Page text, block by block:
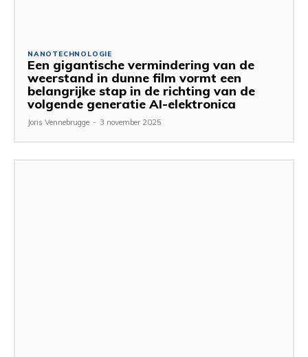
NANOTECHNOLOGIE
Een gigantische vermindering van de
weerstand in dunne film vormt een
belangrijke stap in de richting van de
volgende generatie AI-elektronica
Joris Vennebrugge - 3 november 2025